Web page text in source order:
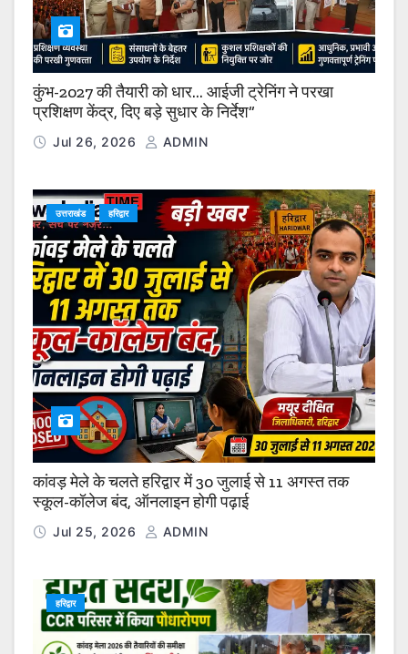
कुंभ-2027 की तैयारी को धार… आईजी ट्रेनिंग ने परखा
प्रशिक्षण केंद्र, दिए बड़े सुधार के निर्देश”
Jul 26, 2026 ADMIN
उत्तराखंड हरिद्वार
कांवड़ मेले के चलते हरिद्वार में 30 जुलाई से 11 अगस्त तक
स्कूल-कॉलेज बंद, ऑनलाइन होगी पढ़ाई
Jul 25, 2026 ADMIN
हरिद्वार